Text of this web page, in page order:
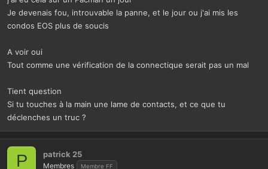
Je devenais fou, introuvable la panne, et le jour ou j'ai mis les
condos EOS plus de soucis
A voir oui
Tout comme une vérification de la connectique serait pas un mal
Tient question
Si tu touches à la main une lame de contacts, et ce que tu
déclenches un truc ?
P patrick 25
Membres Membre FF